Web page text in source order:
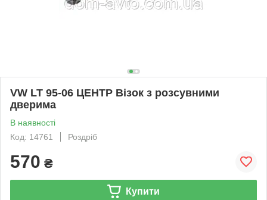
VW LT 95-06 ЦЕНТР Візок з розсувними
дверима
В наявності
Код: 14761
Роздріб
570 ₴
Купити